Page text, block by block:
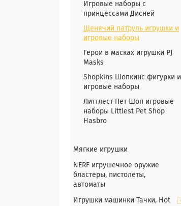
Игровые наборы с
принцессами Дисней
Щенячий патруль игрушки и
игровые наборы
Герои в масках игрушки PJ
Masks
Shopkins Шопкинс фигурки и
игровые наборы
Литтлест Пет Шоп игровые
наборы Littlest Pet Shop
Hasbro
Мягкие игрушки
NERF игрушечное оружие
бластеры, пистолеты,
автоматы
Игрушки машинки Тачки, Hot